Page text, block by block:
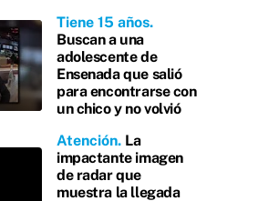
Tiene 15 años
Buscan a una
adolescente de
Ensenada que salió
para encontrarse con
un chico y no volvió
Atención La
impactante imagen
de radar que
muestra la llegada